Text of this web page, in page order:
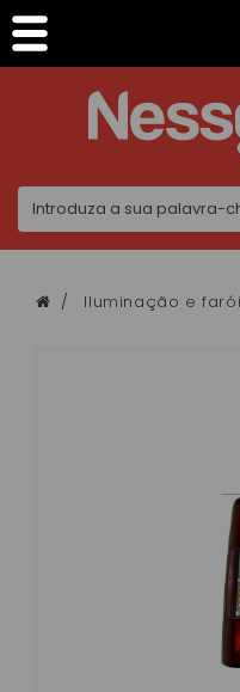
Iluminação e
Painel de Gerenciamento